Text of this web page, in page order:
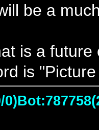
be a
is a future
is